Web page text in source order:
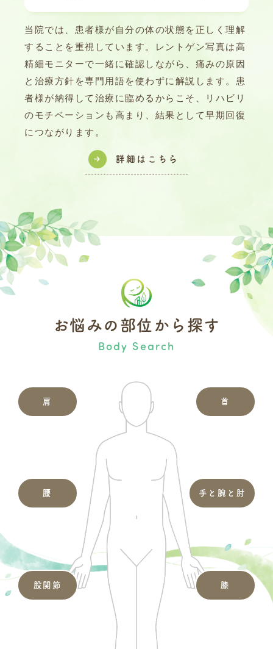
当院では、患者様が自分の体の状態を正しく理解
することを重視しています。レントゲン写真は高
精細モニターで一緒に確認しながら、痛みの原因
と治療方針を専門用語を使わずに解説します。患
者様が納得して治療に臨めるからこそ、リハビリ
のモチベーションも高まり、結果として早期回復
につながります。
詳細はこちら
お悩みの部位から探す
Body Search
肩 首
腰 手と腕と肘
股関節 膝